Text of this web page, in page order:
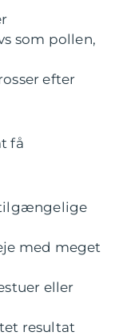
som pollen,
efter
få
tilgængelige
med meget
eller
resultat